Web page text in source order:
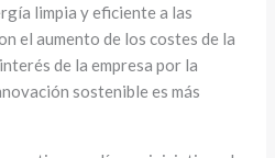
limpia y eficiente a las
el aumento de los costes de la
de la empresa por la
sostenible es más